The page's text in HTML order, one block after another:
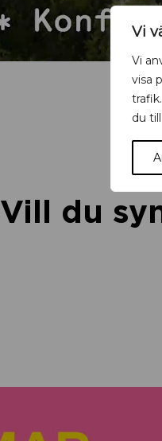
Vi
Vi
visa
du
Vill du